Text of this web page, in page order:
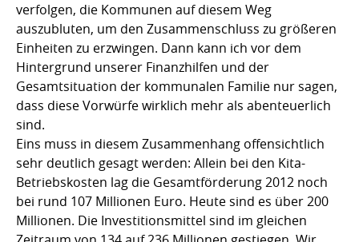
verfolgen, die Kommunen auf diesem Weg
auszubluten, um den Zusammenschluss zu größeren
Einheiten zu erzwingen. Dann kann ich vor dem
Hintergrund unserer Finanzhilfen und der
Gesamtsituation der kommunalen Familie nur sagen,
dass diese Vorwürfe wirklich mehr als abenteuerlich
sind.
Eins muss in diesem Zusammenhang offensichtlich
sehr deutlich gesagt werden: Allein bei den Kita-
Betriebskosten lag die Gesamtförderung 2012 noch
bei rund 107 Millionen Euro. Heute sind es über 200
Millionen. Die Investitionsmittel sind im gleichen